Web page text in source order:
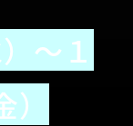
～１